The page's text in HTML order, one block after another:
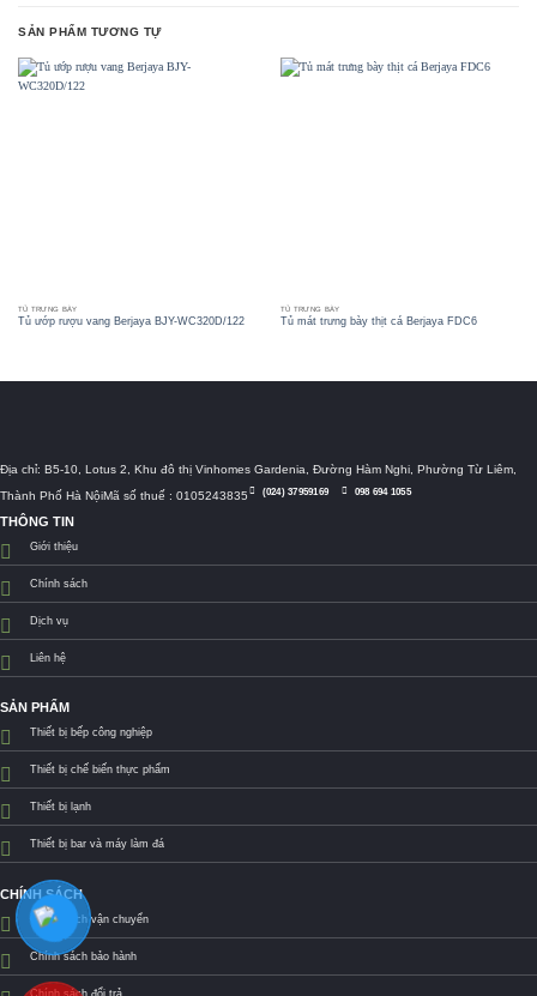
SẢN PHẨM TƯƠNG TỰ
TỦ TRƯNG BÀY
Tủ ướp rượu vang Berjaya BJY-WC320D/122
TỦ TRƯNG BÀY
Tủ mát trưng bày thịt cá Berjaya FDC6
Địa chỉ: B5-10, Lotus 2, Khu đô thị Vinhomes Gardenia, Đường Hàm Nghi, Phường Từ Liêm,
Thành Phố Hà NộiMã số thuế : 0105243835 (024) 37959169 098 694 1055
THÔNG TIN
Giới thiệu
Chính sách
Dịch vụ
Liên hệ
SẢN PHẨM
Thiết bị bếp công nghiệp
Thiết bị chế biến thực phẩm
Thiết bị lạnh
Thiết bị bar và máy làm đá
CHÍNH SÁCH
Chính sách vận chuyển
Chính sách bảo hành